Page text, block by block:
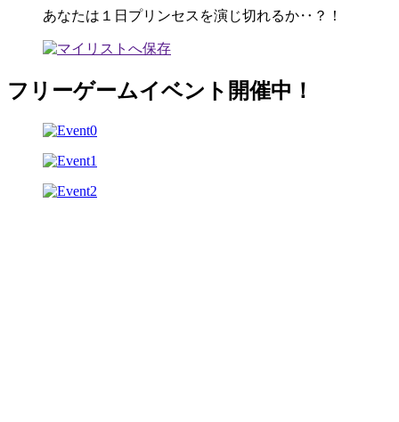
あなたは１日プリンセスを演じ切れるか‥？！
フリーゲームイベント開催中！